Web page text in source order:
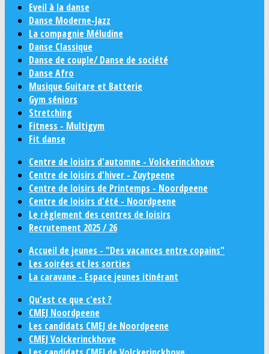
Eveil à la danse
Danse Moderne-Jazz
La compagnie Méludine
Danse Classique
Danse de couple/ Danse de société
Danse Afro
Musique Guitare et Batterie
Gym séniors
Stretching
Fitness - Multigym
Fit danse
Centre de loisirs d'automne - Volckerinckhove
Centre de loisirs d'hiver - Zuytpeene
Centre de loisirs de Printemps - Noordpeene
Centre de loisirs d'été - Noordpeene
Le règlement des centres de loisirs
Recrutement 2025 / 26
Accueil de jeunes - "Des vacances entre copains"
Les soirées et les sorties
La caravane - Espace jeunes itinérant
Qu'est ce que c'est ?
CMEJ Noordpeene
Les candidats CMEJ de Noordpeene
CMEJ Volckerinckhove